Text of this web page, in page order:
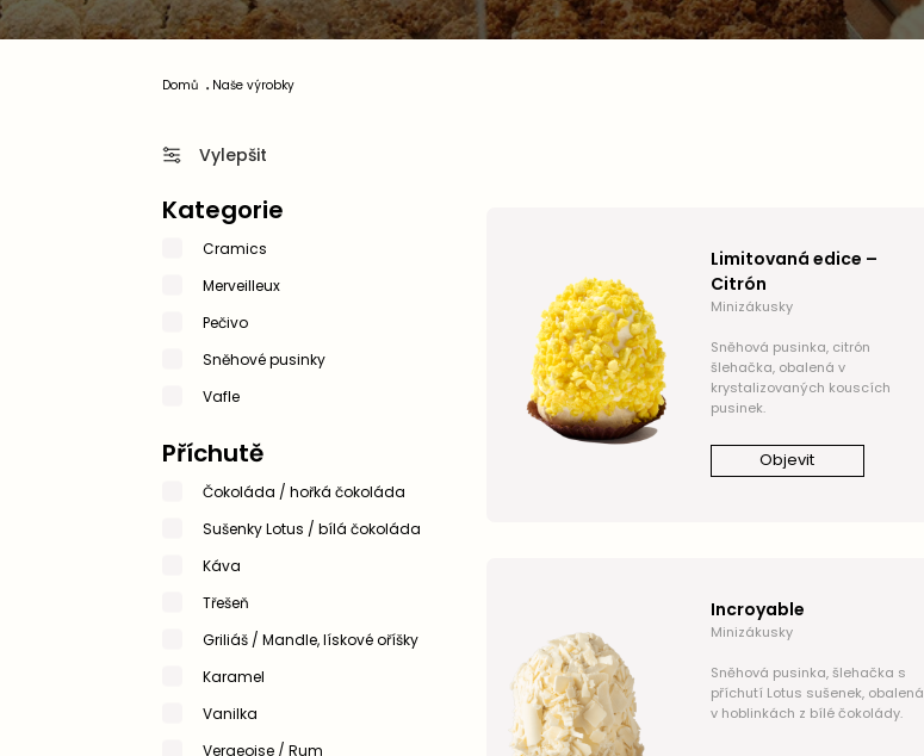
Domů Naše výrobky
Vylepšit
Kategorie
Cramics
Merveilleux
Pečivo
Sněhové pusinky
Vafle
příchutě
Čokoláda / hořká čokoláda
Sušenky Lotus / bílá čokoláda
Káva
Třešeň
Griliáš / Mandle, lískové oříšky
Karamel
Vanilka
Vergeoise / Rum
Limitovaná edice –
Citrón
Minizákusky
Sněhová pusinka, citrón
šlehačka, obalená v
krystalizovaných kouscích
pusinek.
Objevit
Incroyable
Minizákusky
Sněhová pusinka, šlehačka s
příchutí Lotus sušenek, obalená
v hoblinkách z bílé čokolády.